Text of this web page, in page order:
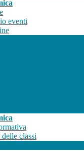
eventi
classi